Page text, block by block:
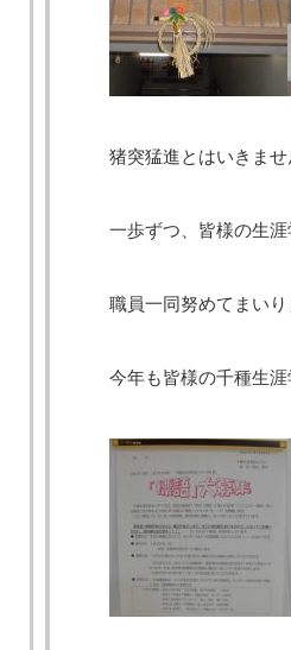
猪突猛進とはいきませ
一歩ずつ、皆様の生
職員一同努めてまいり
今年も皆様の千種生